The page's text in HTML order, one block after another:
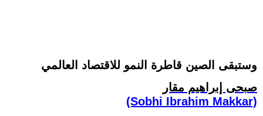
وستبقى الصين قاطرة النمو للاقتصاد العالمي
صبحى إبراهيم مقار
(Sobhi Ibrahim Makkar)